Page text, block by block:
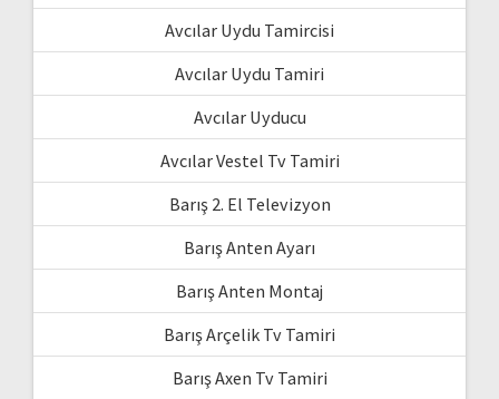
Avcılar Uydu Tamircisi
Avcılar Uydu Tamiri
Avcılar Uyducu
Avcılar Vestel Tv Tamiri
Barış 2. El Televizyon
Barış Anten Ayarı
Barış Anten Montaj
Barış Arçelik Tv Tamiri
Barış Axen Tv Tamiri